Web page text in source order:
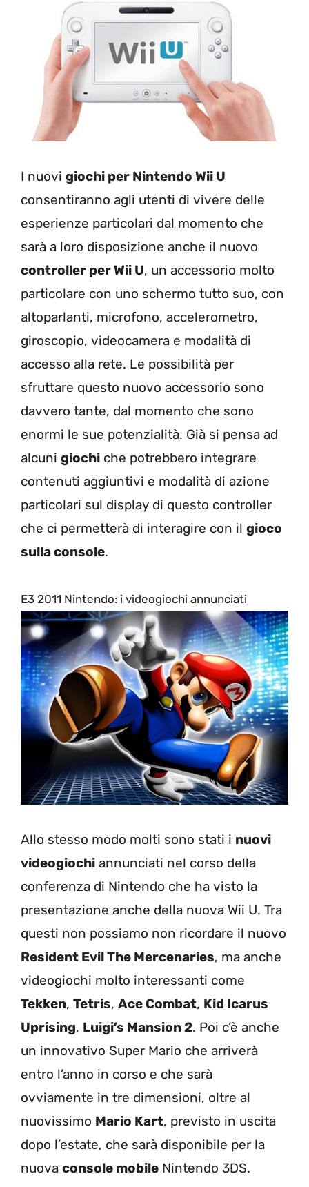
I nuovi giochi per Nintendo Wii U
consentiranno agli utenti di vivere delle
esperienze particolari dal momento che
sarà a loro disposizione anche il nuovo
controller per Wii U, un accessorio molto
particolare con uno schermo tutto suo, con
altoparlanti, microfono, accelerometro,
giroscopio, videocamera e modalità di
accesso alla rete. Le possibilità per
sfruttare questo nuovo accessorio sono
davvero tante, dal momento che sono
enormi le sue potenzialità. Già si pensa ad
alcuni giochi che potrebbero integrare
contenuti aggiuntivi e modalità di azione
particolari sul display di questo controller
che ci permetterà di interagire con il gioco
sulla console.
E3 2011 Nintendo: i videogiochi annunciati
Allo stesso modo molti sono stati i nuovi
videogiochi annunciati nel corso della
conferenza di Nintendo che ha visto la
presentazione anche della nuova Wii U. Tra
questi non possiamo non ricordare il nuovo
Resident Evil The Mercenaries, ma anche
videogiochi molto interessanti come
Tekken, Tetris, Ace Combat, Kid Icarus
Uprising, Luigi’s Mansion 2. Poi c’è anche
un innovativo Super Mario che arriverà
entro l’anno in corso e che sarà
ovviamente in tre dimensioni, oltre al
nuovissimo Mario Kart, previsto in uscita
dopo l’estate, che sarà disponibile per la
nuova console mobile Nintendo 3DS.